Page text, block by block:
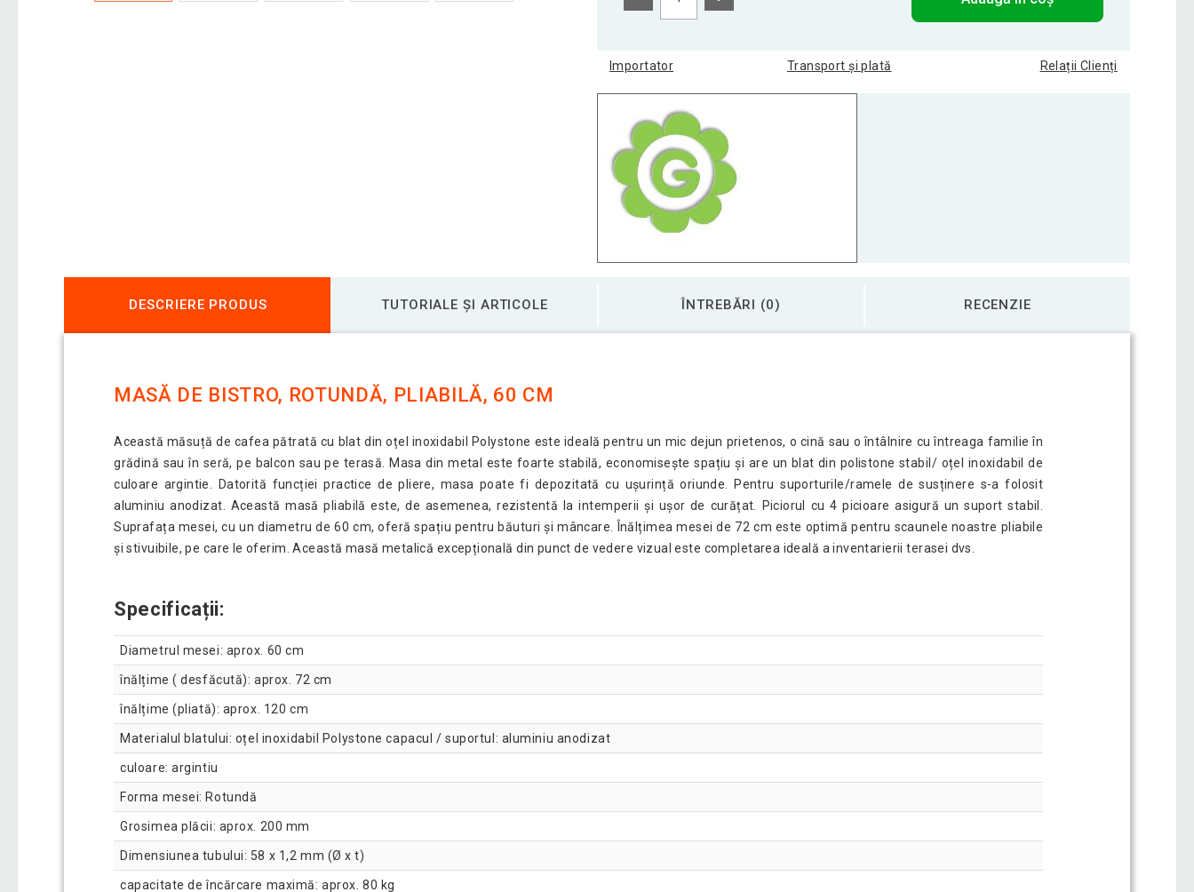
Importator Transport și plată Relații Clienți
DESCRIERE PRODUS TUTORIALE ȘI ARTICOLE ÎNTREBĂRI (0) RECENZIE
MASĂ DE BISTRO, ROTUNDĂ, PLIABILĂ, 60 CM
Această măsuță de cafea pătrată cu blat din oțel inoxidabil Polystone este ideală pentru un mic dejun prietenos, o cină sau o întâlnire cu întreaga familie în
grădină sau în seră, pe balcon sau pe terasă. Masa din metal este foarte stabilă, economisește spațiu și are un blat din polistone stabil/ oțel inoxidabil de
culoare argintie. Datorită funcției practice de pliere, masa poate fi depozitată cu ușurință oriunde. Pentru suporturile/ramele de susținere s-a folosit
aluminiu anodizat. Această masă pliabilă este, de asemenea, rezistentă la intemperii și ușor de curățat. Piciorul cu 4 picioare asigură un suport stabil.
Suprafața mesei, cu un diametru de 60 cm, oferă spațiu pentru băuturi și mâncare. Înălțimea mesei de 72 cm este optimă pentru scaunele noastre pliabile
și stivuibile, pe care le oferim. Această masă metalică excepțională din punct de vedere vizual este completarea ideală a inventarierii terasei dvs.
Specificații:
Diametrul mesei: aprox. 60 cm
înălțime ( desfăcută): aprox. 72 cm
înălțime (pliată): aprox. 120 cm
Materialul blatului: oțel inoxidabil Polystone capacul / suportul: aluminiu anodizat
culoare: argintiu
Forma mesei: Rotundă
Grosimea plăcii: aprox. 200 mm
Dimensiunea tubului: 58 x 1,2 mm (Ø x t)
capacitate de încărcare maximă: aprox. 80 kg